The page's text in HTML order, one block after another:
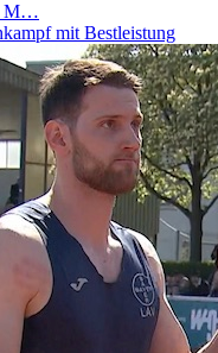
M…
mit Bestleistung